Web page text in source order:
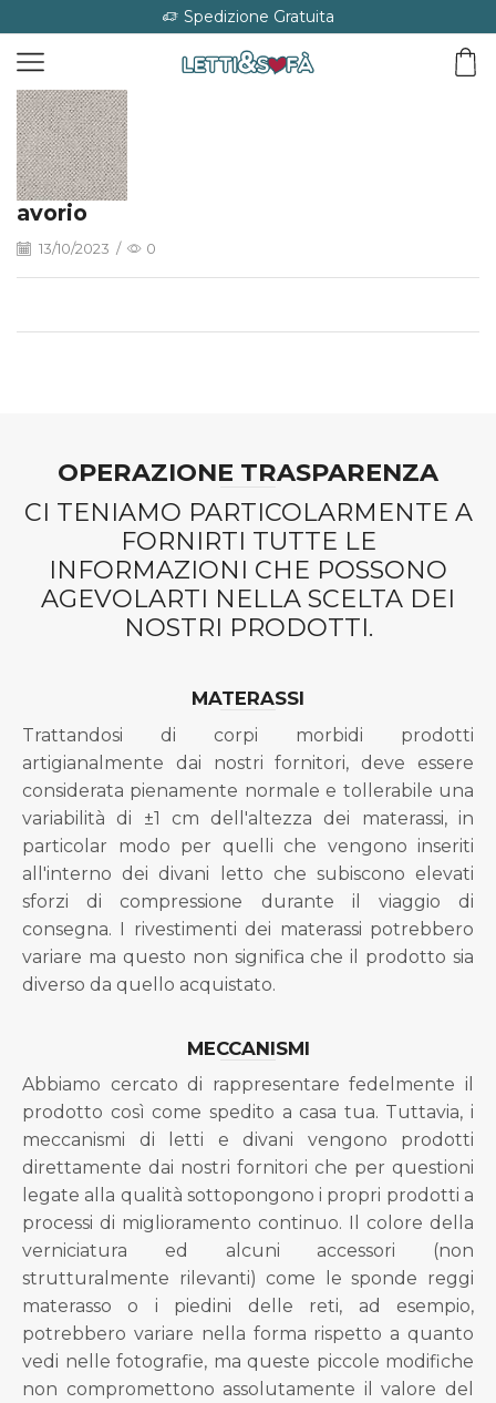
Spedizione Gratuita
avorio
13/10/2023 / 0
OPERAZIONE TRASPARENZA
CI TENIAMO PARTICOLARMENTE A
FORNIRTI TUTTE LE
INFORMAZIONI CHE POSSONO
AGEVOLARTI NELLA SCELTA DEI
NOSTRI PRODOTTI.
MATERASSI
Trattandosi di corpi morbidi prodotti
artigianalmente dai nostri fornitori, deve essere
considerata pienamente normale e tollerabile una
variabilità di ±1 cm dell'altezza dei materassi, in
particolar modo per quelli che vengono inseriti
all'interno dei divani letto che subiscono elevati
sforzi di compressione durante il viaggio di
consegna. I rivestimenti dei materassi potrebbero
variare ma questo non significa che il prodotto sia
diverso da quello acquistato.
MECCANISMI
Abbiamo cercato di rappresentare fedelmente il
prodotto così come spedito a casa tua. Tuttavia, i
meccanismi di letti e divani vengono prodotti
direttamente dai nostri fornitori che per questioni
legate alla qualità sottopongono i propri prodotti a
processi di miglioramento continuo. Il colore della
verniciatura ed alcuni accessori (non
strutturalmente rilevanti) come le sponde reggi
materasso o i piedini delle reti, ad esempio,
potrebbero variare nella forma rispetto a quanto
vedi nelle fotografie, ma queste piccole modifiche
non compromettono assolutamente il valore del